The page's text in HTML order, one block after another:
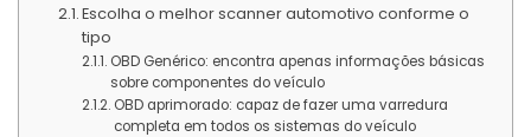
Escolha o melhor scanner automotivo conforme o
tipo
OBD Genérico: encontra apenas informações básicas
sobre componentes do veículo
OBD aprimorado: capaz de fazer uma varredura
completa em todos os sistemas do veículo